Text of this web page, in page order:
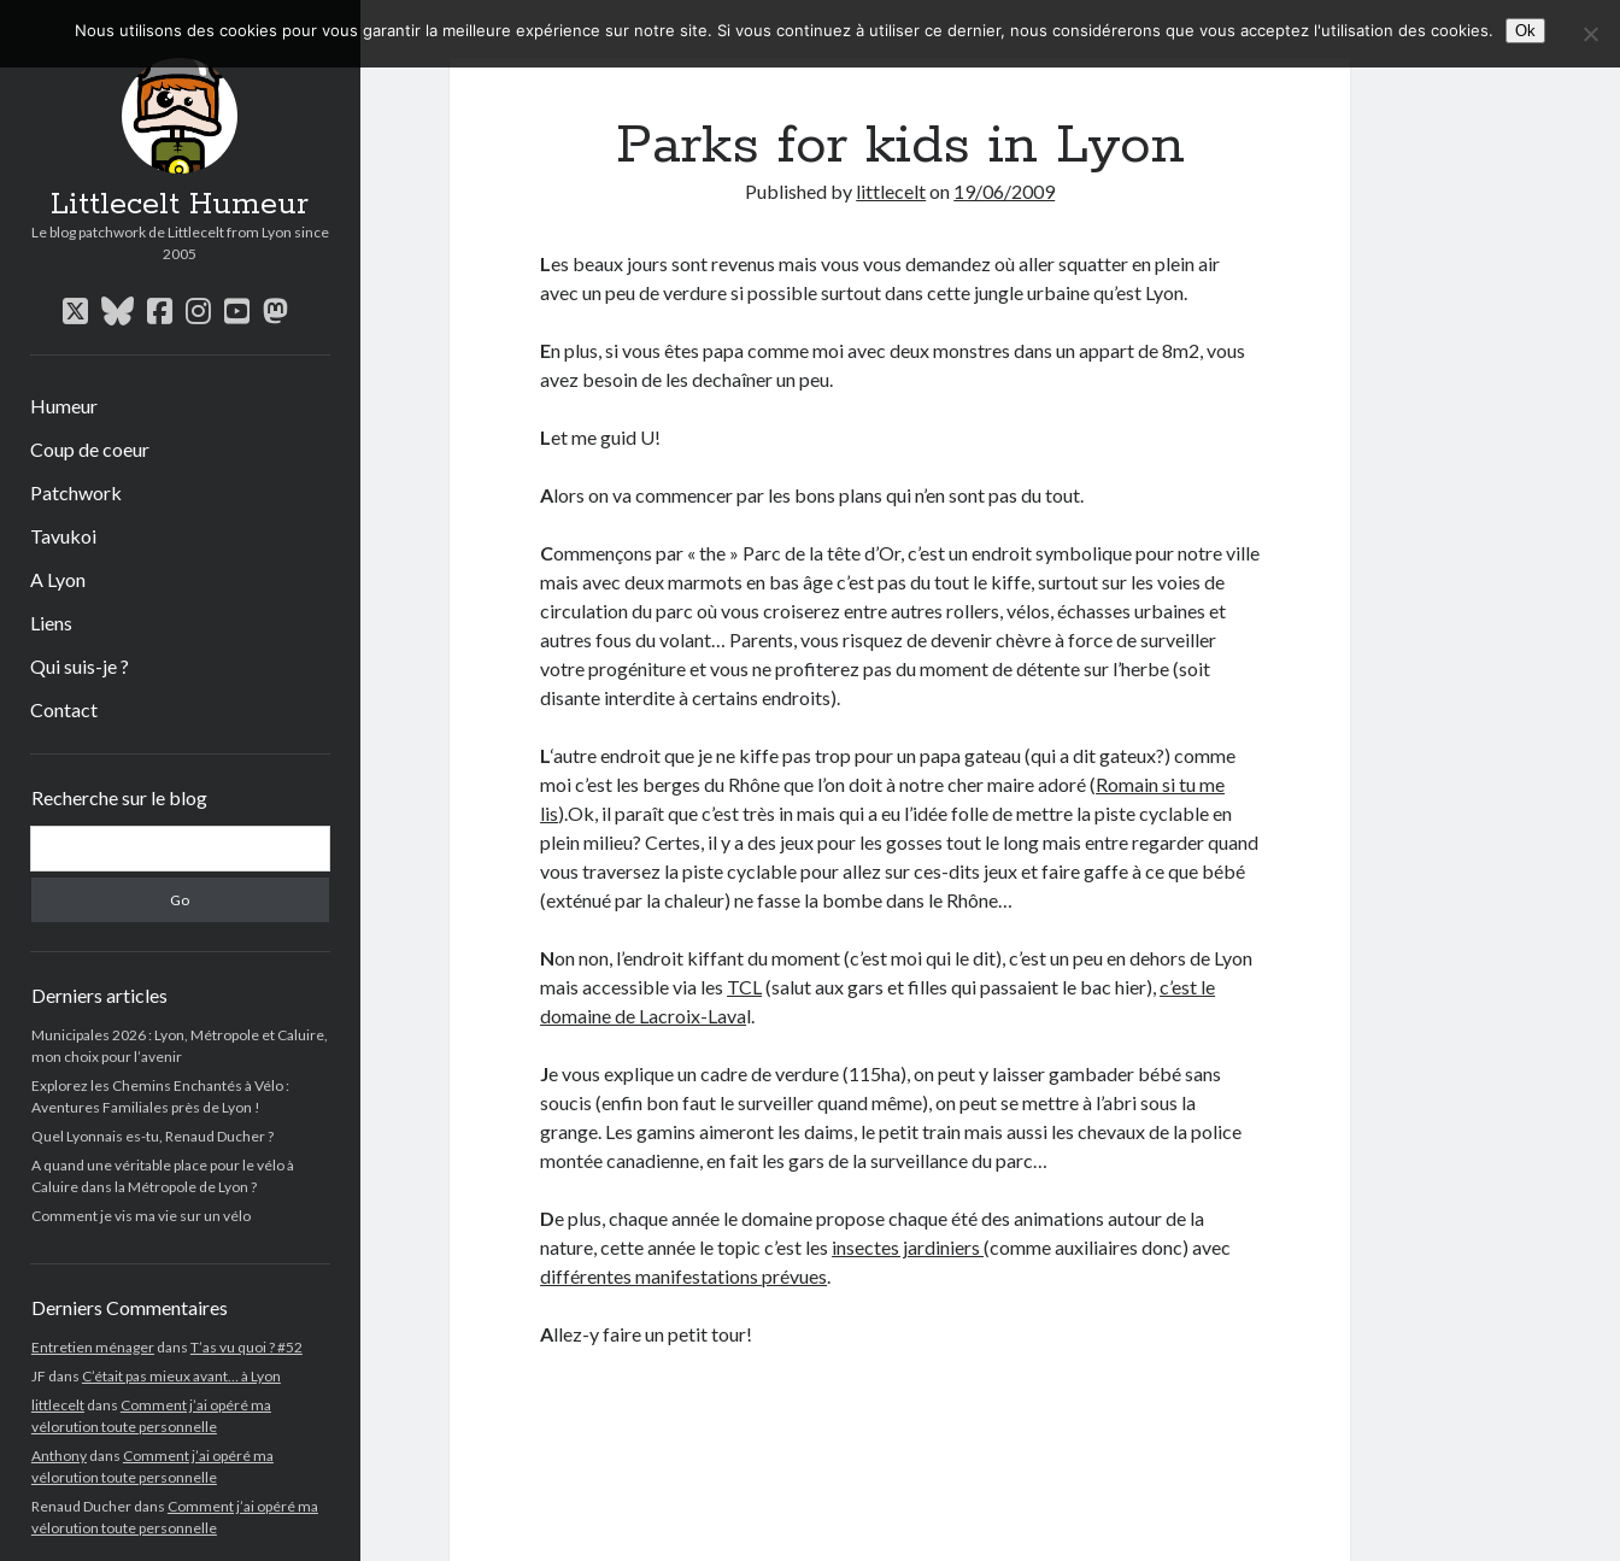
Littlecelt Humeur
Le blog patchwork de Littlecelt from Lyon since
2005
twitterbluesky
facebook
instagram
youtube
mastodon
Humeur
Coup de coeur
Patchwork
Tavukoi
A Lyon
Liens
Qui suis-je ?
Contact
Recherche sur le blog
Derniers articles
Municipales 2026 : Lyon, Métropole et Caluire,
mon choix pour l’avenir
Explorez les Chemins Enchantés à Vélo :
Aventures Familiales près de Lyon !
Quel Lyonnais es-tu, Renaud Ducher ?
A quand une véritable place pour le vélo à
Caluire dans la Métropole de Lyon ?
Comment je vis ma vie sur un vélo
Derniers Commentaires
Entretien ménagerdans T’as vu quoi ? #52
JF dans C’était pas mieux avant… à Lyon
littleceltdans Comment j’ai opéré ma
vélorution toute personnelle
Anthonydans Comment j’ai opéré ma
vélorution toute personnelle
Renaud Ducherdans Comment j’ai opéré ma
vélorution toute personnelle
Parks for kids in Lyon
Published by littlecelton 19/06/2009
Les beaux jours sont revenus mais vous vous demandez où aller squatter en plein air
avec un peu de verdure si possible surtout dans cette jungle urbaine qu’est Lyon.
En plus, si vous êtes papa comme moi avec deux monstres dans un appart de 8m2, vous
avez besoin de les dechaîner un peu.
Let me guid U!
Alors on va commencer par les bons plans qui n’en sont pas du tout.
Commençons par « the » Parc de la tête d’Or, c’est un endroit symbolique pour notre ville
mais avec deux marmots en bas âge c’est pas du tout le kiffe, surtout sur les voies de
circulation du parc où vous croiserez entre autres rollers, vélos, échasses urbaines et
autres fous du volant… Parents, vous risquez de devenir chèvre à force de surveiller
votre progéniture et vous ne profiterez pas du moment de détente sur l’herbe (soit
disante interdite à certains endroits).
L‘autre endroit que je ne kiffe pas trop pour un papa gateau (qui a dit gateux?) comme
moi c’est les berges du Rhône que l’on doit à notre cher maire adoré (Romain si tu me
lis).Ok, il paraît que c’est très in mais qui a eu l’idée folle de mettre la piste cyclable en
plein milieu? Certes, il y a des jeux pour les gosses tout le long mais entre regarder quand
vous traversez la piste cyclable pour allez sur ces-dits jeux et faire gaffe à ce que bébé
(exténué par la chaleur) ne fasse la bombe dans le Rhône…
Non non, l’endroit kiffant du moment (c’est moi qui le dit), c’est un peu en dehors de Lyon
mais accessible via les TCL(salut aux gars et filles qui passaient le bac hier),c’est le
domaine de Lacroix-Laval.
Je vous explique un cadre de verdure (115ha), on peut y laisser gambader bébé sans
soucis (enfin bon faut le surveiller quand même), on peut se mettre à l’abri sous la
grange. Les gamins aimeront les daims, le petit train mais aussi les chevaux de la police
montée canadienne, en fait les gars de la surveillance du parc…
De plus, chaque année le domaine propose chaque été des animations autour de la
nature, cette année le topic c’est les insectes jardiniers(comme auxiliaires donc) avec
différentes manifestations prévues.
Allez-y faire un petit tour!
Nous utilisons des cookies pour vous garantir la meilleure expérience sur notre site. Si vous continuez à utiliser ce dernier, nous considérerons que vous acceptez l'utilisation des cookies. Ok